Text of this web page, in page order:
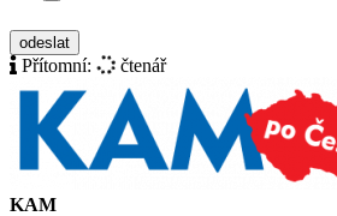
odeslat
Přítomní: čtenář
KAM